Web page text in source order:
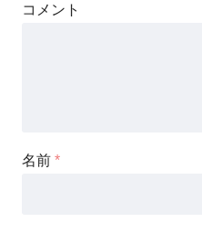
コメント
名前 *